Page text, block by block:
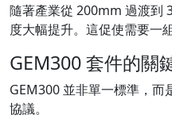
隨著產業從 200mm 過渡到
度大幅提升。這促使需要一
GEM300 套件的關
GEM300 並非單一標準，而
協議。